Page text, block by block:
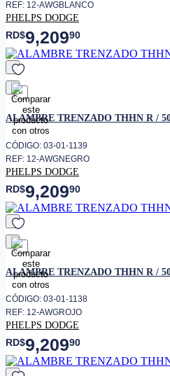
REF: 12-AWGBLANCO
PHELPS DODGE
RD$9,20990
favorito
ALAMBRE TRENZADO THHN R /
CÓDIGO: 03-01-1139
REF: 12-AWGNEGRO
PHELPS DODGE
RD$9,20990
favorito
ALAMBRE TRENZADO THHN R /
CÓDIGO: 03-01-1138
REF: 12-AWGROJO
PHELPS DODGE
RD$9,20990